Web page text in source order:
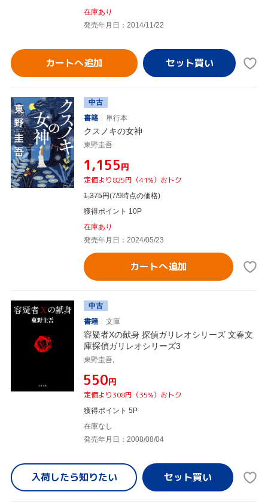
在庫あり
発売年月日：2014/11/22
カートへ追加
中古
書籍
単行本
クスノキの女神
東野圭吾
¥1,155円
定価より825円（41%）おトク
1,375円(7/9時点の価格)
獲得ポイント 10P
在庫あり
発売年月日：2024/05/23
カートへ追加
中古
書籍
文庫
容疑者Xの献身 探偵ガリレオシリーズ 文春文
庫探偵ガリレオシリーズ3
東野圭吾,
¥550円
定価より308円（35%）おトク
獲得ポイント 5P
在庫なし
発売年月日：2008/08/04
入荷したら知りたい